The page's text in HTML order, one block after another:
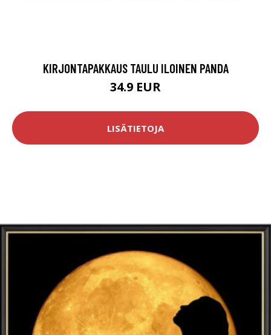
KIRJONTAPAKKAUS TAULU ILOINEN PANDA
34.9 EUR
LISÄTIETOJA